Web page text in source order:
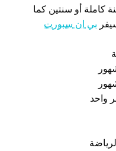
كاملة أو سنتين كما
بي ان سبورت
واحد